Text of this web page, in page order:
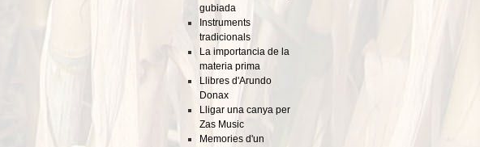
gubiada
Instruments
tradicionals
La importancia de la
materia prima
Llibres d'Arundo
Donax
Lligar una canya per
Zas Music
Memories d'un